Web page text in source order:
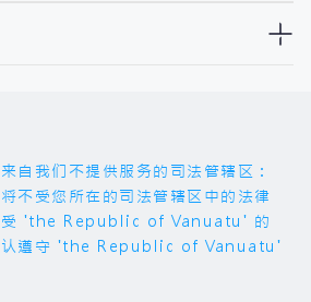
自我们不提供服务的司法管辖区：
不受您所在的司法管辖区中的法律
受 'the Republic of Vanuatu' 的
认遵守 'the Republic of Vanuatu'